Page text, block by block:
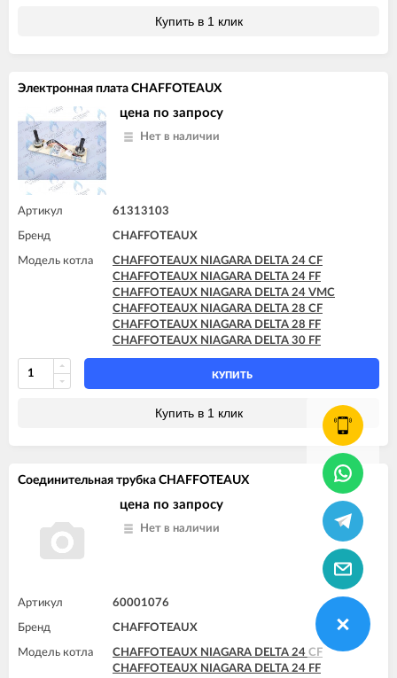
Купить в 1 клик
Электронная плата CHAFFOTEAUX
цена по запросу
Нет в наличии
Артикул 61313103
Бренд CHAFFOTEAUX
Модель котла
CHAFFOTEAUX NIAGARA DELTA 24 CF
CHAFFOTEAUX NIAGARA DELTA 24 FF
CHAFFOTEAUX NIAGARA DELTA 24 VMC
CHAFFOTEAUX NIAGARA DELTA 28 CF
CHAFFOTEAUX NIAGARA DELTA 28 FF
CHAFFOTEAUX NIAGARA DELTA 30 FF
КУПИТЬ
Купить в 1 клик
Соединительная трубка CHAFFOTEAUX
цена по запросу
Нет в наличии
Артикул 60001076
Бренд CHAFFOTEAUX
Модель котла
CHAFFOTEAUX NIAGARA DELTA 24 CF
CHAFFOTEAUX NIAGARA DELTA 24 FF